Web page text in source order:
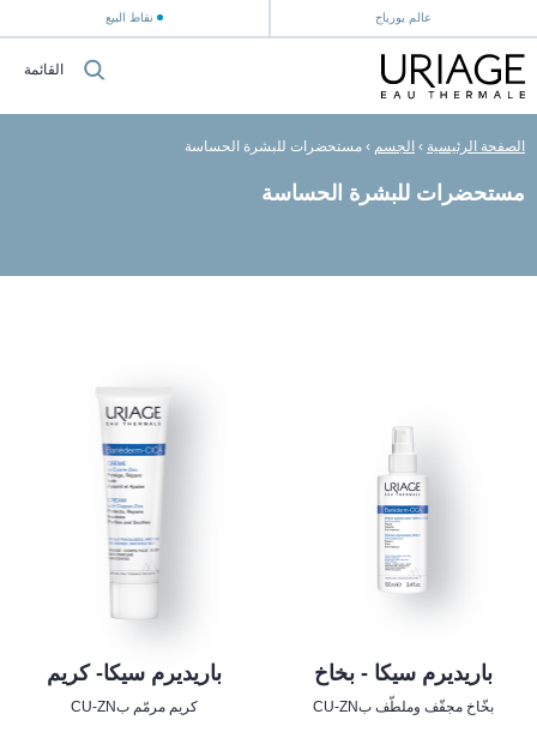
عالم يورياج نقاط البيع
القائمة
الصفحة الرئيسية › الجسم › مستحضرات للبشرة الحساسة
مستحضرات للبشرة الحساسة
باريديرم سيكا - بخاخ
بخّاخ مجفّف وملطّف بCU-ZN
باريديرم سيكا- كريم
كريم مرمّم بCU-ZN